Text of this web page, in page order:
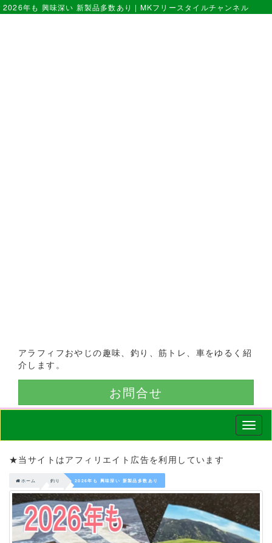
2026年も 興味深い 新製品多数あり | MKフリースタイルチャンネル
アラフィフおやじの趣味、釣り、筋トレ、車をゆるく紹
介します。
お問合せ
Nav
★当サイトはアフィリエイト広告を利用しています
ホーム 釣り 2026年も 興味深い 新製品多数あり